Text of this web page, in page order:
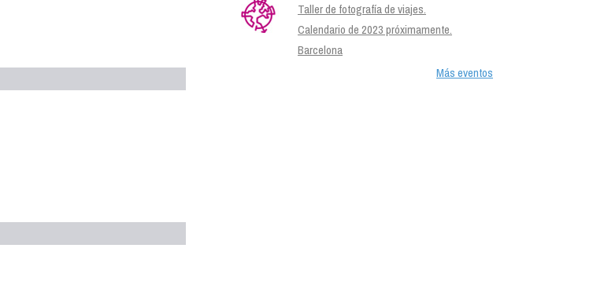
Taller de fotografía de viajes.
Calendario de 2023 próximamente.
Barcelona
Más eventos